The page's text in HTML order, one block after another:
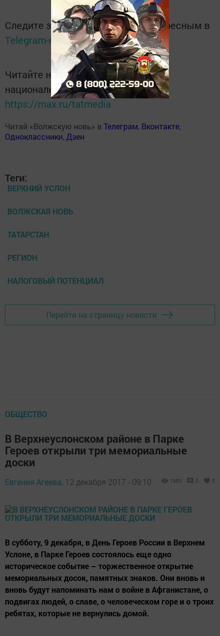
Следите за самым важным и интересным в
Telegram-каналеТатмедиа
Читайте новости Татарстана в
национальном мессенджере MАХ:
https://max.ru/tatmedia
Читай «Волжскую новь» в Телеграм, Вконтакте,
Одноклассники, Дзен
Теги:
ВЕРХНИЙ УСЛОН
ВОЛЖСКАЯ НОВЬ
ТАТАРСТАН
РЕГИОН
НАЛОГОВЫЙ ПОТЕНЦИАЛ
Перейти на страницу новости
ОБЩЕСТВО
В Верхнеуслонском районе в Парке
Героев открыли три мемориальные
доски
Евгения Агеева, 12 декабря 2017 - 09:10 1953 0 0
В субботу, 9 декабря, в День Героев России в Верхнем
Услоне, в Парке Героев состоялось еще одно
историческое событие – торжественное открытие
мемориальных досок, памятных знаков. Они вновь и
вновь будут напоминать нам о войне в Афганистане, о
подвигах людей, о славе, о человеческом горе и о троих
ребятах, которые не вернулись домой.